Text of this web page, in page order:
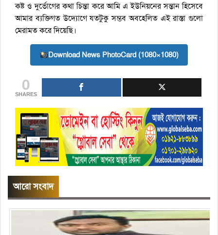
কষ্ট ও দুর্ভোগের কথা চিন্তা করে আমি এ ইউনিয়নের সন্তান হিসেবে
আমার ব্যক্তিগত উদ্যোগে যতটুকু সম্ভব অবহেলিত এই রাস্তা গুলো
মেরামত করে দিয়েছি।
Download News PhotoCard (1080×1080)
0
SHARES
আরো সংবাদ